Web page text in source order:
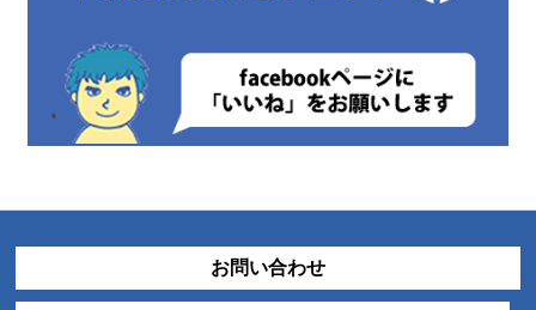
お問い合わせ